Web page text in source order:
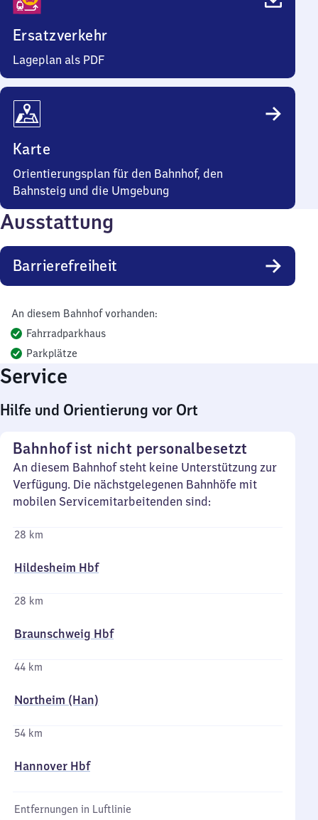
Ersatzverkehr
Lageplan als PDF
Karte
Orientierungsplan für den Bahnhof, den
Bahnsteig und die Umgebung
Ausstattung
Barrierefreiheit
An diesem Bahnhof vorhanden:
Fahrradparkhaus
Parkplätze
Service
Hilfe und Orientierung vor Ort
Bahnhof ist nicht personalbesetzt
An diesem Bahnhof steht keine Unterstützung zur
Verfügung. Die nächstgelegenen Bahnhöfe mit
mobilen Servicemitarbeitenden sind:
28 km
Hildesheim Hbf
28 km
Braunschweig Hbf
44 km
Northeim (Han)
54 km
Hannover Hbf
Entfernungen in Luftlinie